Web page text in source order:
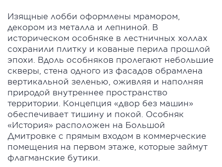
Изящные лобби оформлены мрамором,
декором из металла и лепниной. В
историческом особняке в лестничных холлах
сохранили плитку и кованые перила прошлой
эпохи. Вдоль особняков пролегают небольшие
скверы, стена одного из фасадов обрамлена
вертикальной зеленью, оживляя и наполняя
природой внутреннее пространство
территории. Концепция «двор без машин»
обеспечивает тишину и покой. Особняк
«История» расположен на Большой
Дмитровке с прямым входом в коммерческие
помещения на первом этаже, которые займут
флагманские бутики.